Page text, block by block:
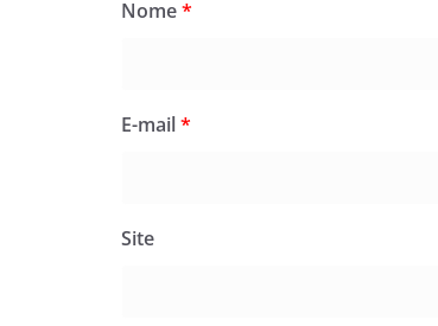
Nome*
E-mail*
Site